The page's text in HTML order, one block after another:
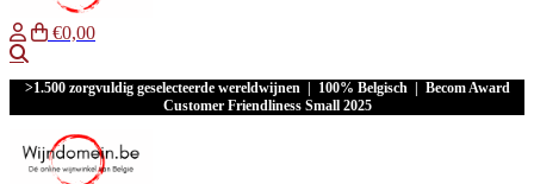
€0,00
>1.500 zorgvuldig geselecteerde wereldwijnen | 100% Belgisch | Becom Award
Customer Friendliness Small 2025